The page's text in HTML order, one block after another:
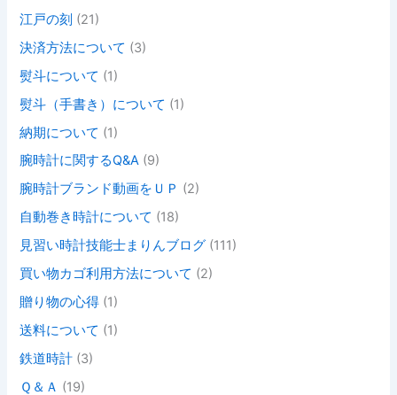
江戸の刻 (21)
決済方法について (3)
熨斗について (1)
熨斗（手書き）について (1)
納期について (1)
腕時計に関するQ&A (9)
腕時計ブランド動画をＵＰ (2)
自動巻き時計について (18)
見習い時計技能士まりんブログ (111)
買い物カゴ利用方法について (2)
贈り物の心得 (1)
送料について (1)
鉄道時計 (3)
Ｑ＆Ａ (19)